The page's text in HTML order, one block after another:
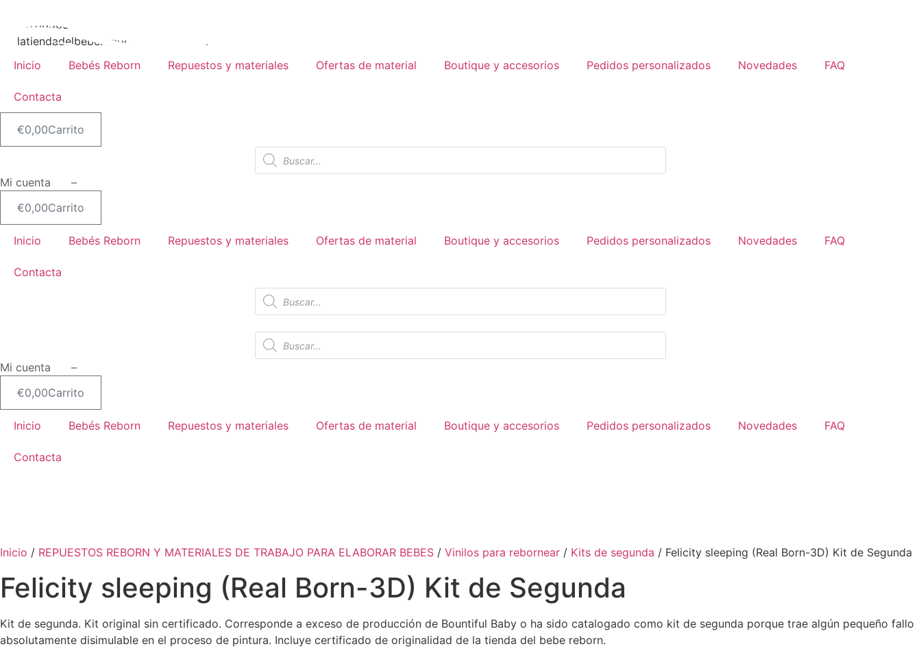
contenido
617805651
latiendadelbebereborn@hotmail.com
Inicio
Bebés Reborn Repuestos y materiales Ofertas de material Boutique y accesorios Pedidos personalizados Novedades FAQ
Contacta
€0,00Carrito
Búsqueda
de
productos
Mi cuenta –
€0,00Carrito
Inicio Bebés Reborn Repuestos y materiales Ofertas de material Boutique y accesorios Pedidos personalizados Novedades FAQ
Contacta
Búsqueda
de
productos
Búsqueda
de
productos
Mi cuenta –
€0,00Carrito
Inicio Bebés Reborn Repuestos y materiales Ofertas de material Boutique y accesorios Pedidos personalizados Novedades FAQ
Contacta
Inicio / REPUESTOS REBORN Y MATERIALES DE TRABAJO PARA ELABORAR BEBES / Vinilos para rebornear / Kits de segunda / Felicity sleeping (Real Born-3D) Kit de Segunda
Felicity sleeping (Real Born-3D) Kit de Segunda
Kit de segunda. Kit original sin certificado. Corresponde a exceso de producción de Bountiful Baby o ha sido catalogado como kit de segunda porque trae algún pequeño fallo
absolutamente disimulable en el proceso de pintura. Incluye certificado de originalidad de la tienda del bebe reborn.